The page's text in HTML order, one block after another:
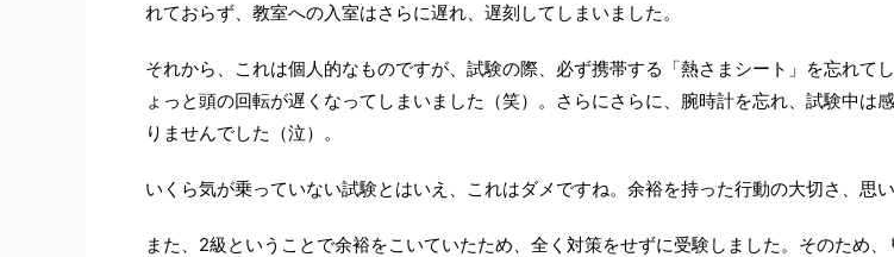
れておらず、教室への入室はさらに遅れ、遅刻してしまいました。
それから、これは個人的なものですが、試験の際、必ず携帯する「熱さまシート」を忘れて
ょっと頭の回転が遅くなってしまいました（笑）。さらにさらに、腕時計を忘れ、試験中は
りませんでした（泣）。
いくら気が乗っていない試験とはいえ、これはダメですね。余裕を持った行動の大切さ、思い
また、2級ということで余裕をこいていたため、全く対策をせずに受験しました。そのため